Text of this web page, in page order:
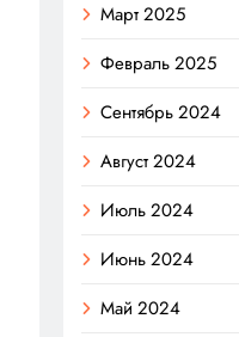
Март 2025
Февраль 2025
Сентябрь 2024
Август 2024
Июль 2024
Июнь 2024
Май 2024